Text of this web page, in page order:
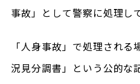
事故」として警察に処理し
「人身事故」で処理され
況見分調書」という公的な